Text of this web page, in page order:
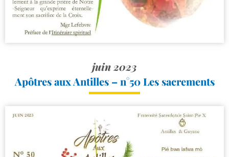
juin 2023
Apôtres aux Antilles – n°50 Les sacrements